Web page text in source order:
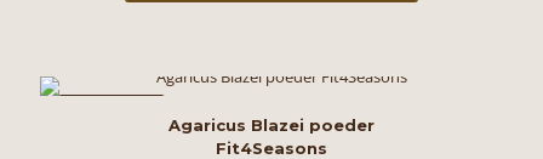
Agaricus Blazei poeder
Fit4Seasons